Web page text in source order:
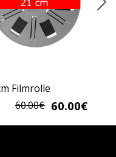
Filmrolle
60.00€ 60.00€